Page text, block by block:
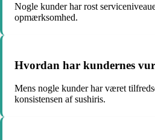
Nogle kunder har rost
opmærksomhed.
Hvordan har kundernes
Mens nogle kunder har været
konsistensen af sushiris.